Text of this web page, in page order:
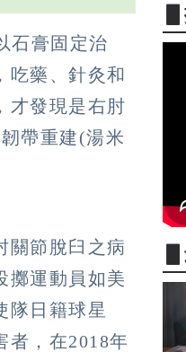
石膏固定治
吃藥、針灸和
才發現是右肘
帶重建(湯米
關節脫臼之病
擲運動員如美
隊日籍球星
者，在2018年